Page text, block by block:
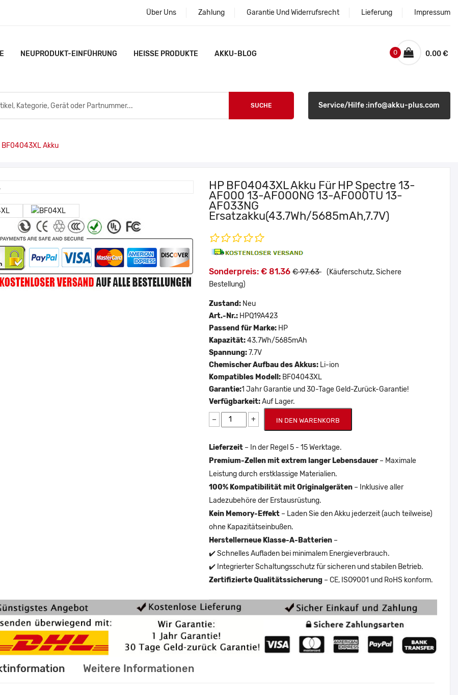
Über Uns Zahlung Garantie Und Widerrufsrecht Lieferung Impressum
NEUPRODUKT-EINFÜHRUNG HEISSE PRODUKTE AKKU-BLOG 0.00 €
0
SUCHE Service/Hilfe :info@akku-plus.com
Akku
HP BF04043XL Akku Für HP Spectre 13-
AF000 13-AF000NG 13-AF000TU 13-
AF033NG
Ersatzakku(43.7Wh/5685mAh,7.7V)
Sonderpreis: € 81.36 € 97.63 (Käuferschutz, Sichere
Bestellung)
Zustand: Neu
Art.-Nr.: HPQ19A423
Passend für Marke: HP
Kapazität:43.7Wh/5685mAh
Spannung:7.7V
Chemischer Aufbau des Akkus: Li-ion
Kompatibles Modell: BF04043XL
Garantie:1 Jahr Garantie und 30-Tage Geld-Zurück-Garantie!
Verfügbarkeit:Auf Lager.
− + IN DEN WARENKORB
Lieferzeit – In der Regel 5 - 15 Werktage.
Premium-Zellen mit extrem langer Lebensdauer– Maximale
Leistung durch erstklassige Materialien.
100% Kompatibilität mit Originalgeräten – Inklusive aller
Ladezubehöre der Erstausrüstung.
Kein Memory-Effekt – Laden Sie den Akku jederzeit (auch teilweise)
ohne Kapazitätseinbußen.
Herstellerneue Klasse-A-Batterien –
✔️ Schnelles Aufladen bei minimalem Energieverbrauch.
✔️ Integrierter Schaltungsschutz für sicheren und stabilen Betrieb.
Zertifizierte Qualitätssicherung – CE, ISO9001 und RoHS konform.
Weitere Informationen